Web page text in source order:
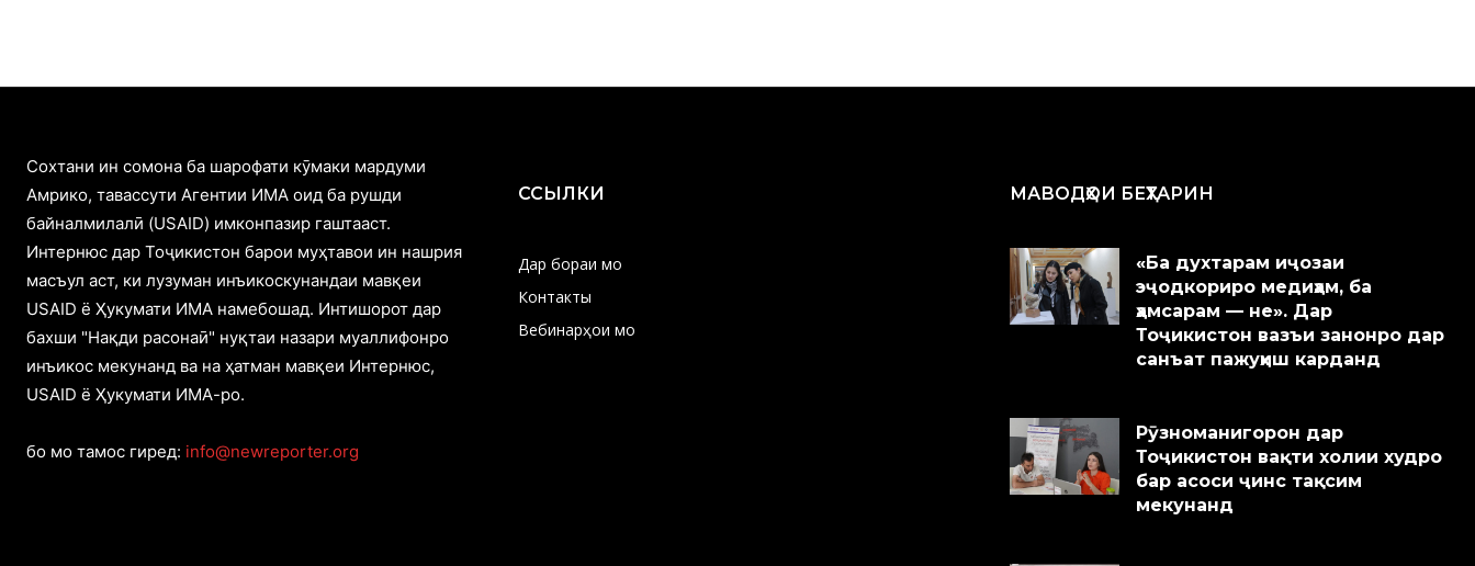
Cохтани ин сомона ба шарофати кӯмаки мардуми
Амрико, тавассути Агентии ИМА оид ба рушди
байналмилалӣ (USAID) имконпазир гаштааст.
Интернюс дар Тоҷикистон барои муҳтавои ин нашрия
масъул аст, ки лузуман инъикоскунандаи мавқеи
USAID ё Ҳукумати ИМА намебошад. Интишорот дар
бахши "Нақди расонаӣ" нуқтаи назари муаллифонро
инъикос мекунанд ва на ҳатман мавқеи Интернюс,
USAID ё Ҳукумати ИМА-ро.
бо мо тамос гиред: info@newreporter.org
ССЫЛКИ
Дар бораи мо
Контакты
Вебинарҳои мо
МАВОДҲОИ БЕҲТАРИН
«Ба духтарам иҷозаи
эҷодкориро медиҳам, ба
ҳамсарам — не». Дар
Тоҷикистон вазъи занонро дар
санъат пажуҳиш карданд
Рӯзноманигорон дар
Тоҷикистон вақти холии худро
бар асоси ҷинс тақсим
мекунанд